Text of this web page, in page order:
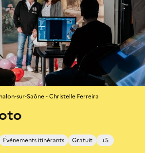
Événements itinérants Gratuit +5
sur-Saône - Christelle Ferreira